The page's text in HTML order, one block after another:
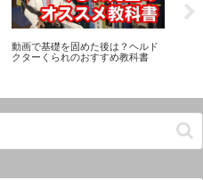
動画で基礎を固めた後は？ヘルド
クターくられのおすすめ教科書